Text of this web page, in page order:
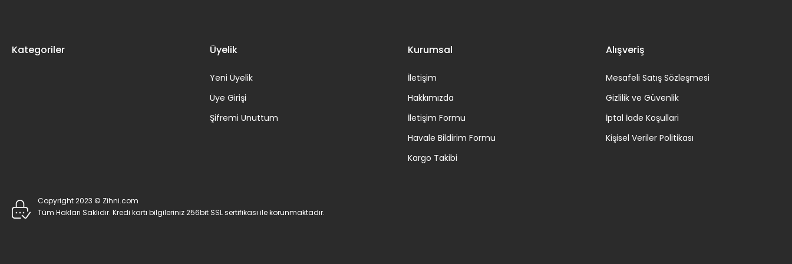
Kategoriler Üyelik
Yeni Üyelik
Üye Girişi
Şifremi Unuttum
Kurumsal
İletişim
Hakkımızda
İletişim Formu
Havale Bildirim Formu
Kargo Takibi
Alışveriş
Mesafeli Satış Sözleşmesi
Gizlilik ve Güvenlik
İptal İade Koşullari
Kişisel Veriler Politikası
Copyright 2023 © Zihni.com
Tüm Hakları Saklıdır. Kredi kartı bilgileriniz 256bit SSL sertifikası ile korunmaktadır.